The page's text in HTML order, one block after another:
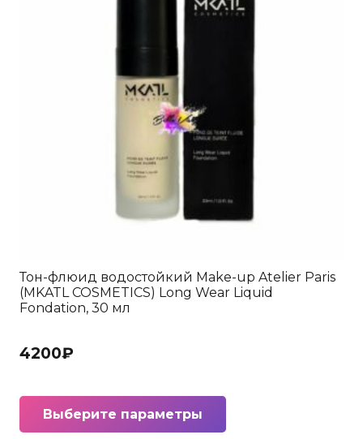
Тон-флюид водостойкий Make-up Atelier Paris
(MKATL COSMETICS) Long Wear Liquid
Fondation, 30 мл
4200₽
Выберите параметры